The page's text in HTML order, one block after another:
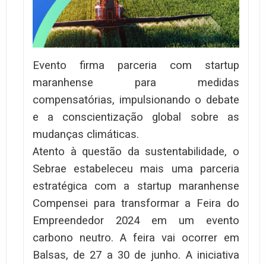
Evento firma parceria com startup
maranhense para medidas
compensatórias, impulsionando o debate
e a conscientização global sobre as
mudanças climáticas.
Atento à questão da sustentabilidade, o
Sebrae estabeleceu mais uma parceria
estratégica com a startup maranhense
Compensei para transformar a Feira do
Empreendedor 2024 em um evento
carbono neutro. A feira vai ocorrer em
Balsas, de 27 a 30 de junho. A iniciativa